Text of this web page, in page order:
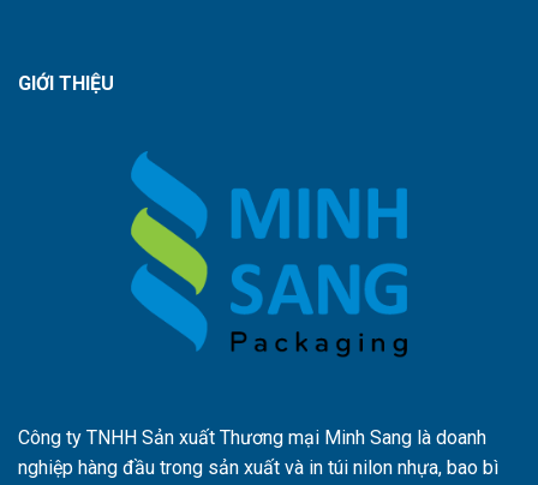
GIỚI THIỆU
Công ty TNHH Sản xuất Thương mại Minh Sang là doanh
nghiệp hàng đầu trong sản xuất và in túi nilon nhựa, bao bì